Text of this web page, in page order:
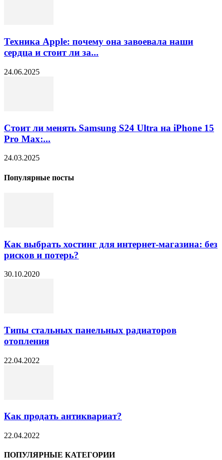
Техника Apple: почему она завоевала наши
сердца и стоит ли за...
24.06.2025
Стоит ли менять Samsung S24 Ultra на iPhone 15
Pro Max:...
24.03.2025
Популярные посты
Как выбрать хостинг для интернет-магазина: без
рисков и потерь?
30.10.2020
Типы стальных панельных радиаторов
отопления
22.04.2022
Как продать антиквариат?
22.04.2022
ПОПУЛЯРНЫЕ КАТЕГОРИИ